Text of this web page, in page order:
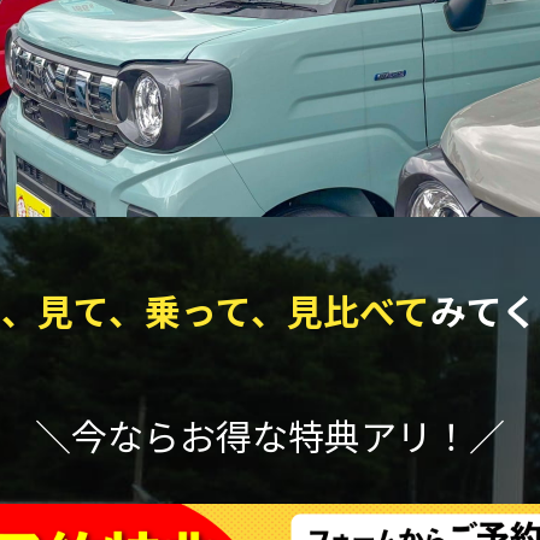
見て、乗って、見比べてみて
＼今ならお得な特典アリ！／